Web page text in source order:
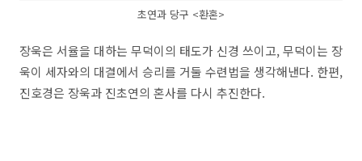
초연과 당구 <환혼>
장욱은 서율을 대하는 무덕이의 태도가 신경 쓰이고, 무덕이는 장
욱이 세자와의 대결에서 승리를 거둘 수련법을 생각해낸다. 한편,
진호경은 장욱과 진초연의 혼사를 다시 추진한다.